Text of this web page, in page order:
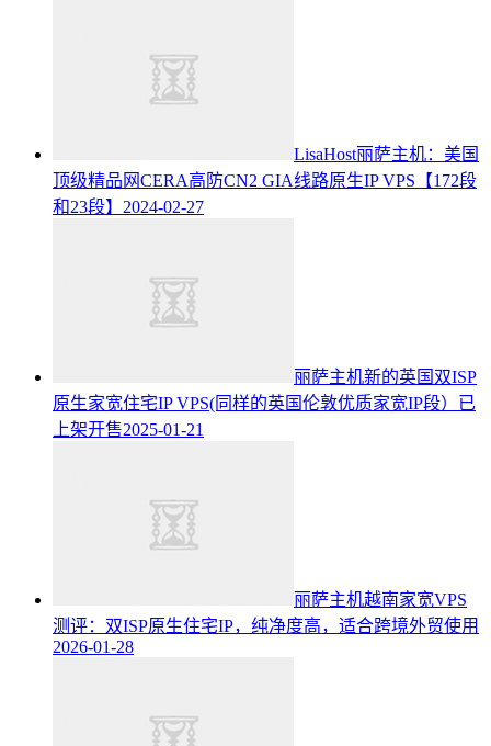
LisaHost丽萨主机：美国
顶级精品网CERA高防CN2 GIA线路原生IP VPS【172段
和23段】 2024-02-27
丽萨主机新的英国双ISP
原生家宽住宅IP VPS(同样的英国伦敦优质家宽IP段）已
上架开售2025-01-21
丽萨主机越南家宽VPS
测评：双ISP原生住宅IP，纯净度高，适合跨境外贸使用
2026-01-28